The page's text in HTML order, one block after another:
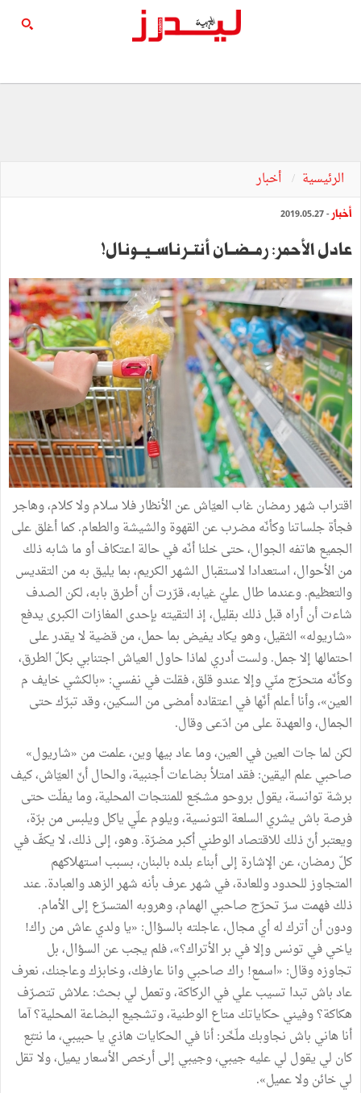
الرئيسية أخبار
أخبار - 2019.05.27
عادل الأحمر: رمــضــان أنتــرنـاســيـــونـال!
اقتراب شهر رمضان غاب العيّاش عن الأنظار فلا سلام ولا كلام، وهاجر
فجأة جلساتنا وكأنّه مضرب عن القهوة والشيشة والطعام. كما أغلق على
الجميع هاتفه الجوال، حتى خلنا أنّه في حالة اعتكاف أو ما شابه ذلك
من الأحوال، استعدادا لاستقبال الشهر الكريم، بما يليق به من التقديس
والتعظيم. وعندما طال عليّ غيابه، قرّرت أن أطرق بابه، لكن الصدف
شاءت أن أراه قبل ذلك بقليل، إذ التقيته بإحدى المغازات الكبرى يدفع
«شاريوله» الثقيل، وهو يكاد يفيض بما حمل، من قضية لا يقدر على
احتمالها إلا جمل. ولست أدري لماذا حاول العياش اجتنابي بكلّ الطرق،
وكأنّه متحرّج منّي وإلا عندو قلق، فقلت في نفسي: «بالكشي خايف م
العين»، وأنا أعلم أنّها في اعتقاده أمضى من السكين، وقد تبرّك حتى
الجمال، والعهدة على من ادّعى وقال.
لكن لما جات العين في العين، وما عاد بيها وين، علمت من «شاريول»
صاحبي علم اليقين: فقد امتلأ بضاعات أجنبية، والحال أنّ العيّاش، كيف
برشة توانسة، يقول بروحو مشجّع للمنتجات المحلية، وما يفلّت حتى
فرصة باش يشري السلعة التونسية، ويلوم علّي ياكل ويلبس من برّة،
ويعتبر أنّ ذلك للاقتصاد الوطني أكبر مضرّة. وهو، إلى ذلك، لا يكفّ في
كلّ رمضان، عن الإشارة إلى أبناء بلده بالبنان، بسبب استهلاكهم
المتجاوز للحدود وللعادة، في شهر عرف بأنه شهر الزهد والعبادة. عند
ذلك فهمت سرّ تحرّج صاحبي الهمام، وهروبه المتسرّع إلى الأمام.
ودون أن أترك له أي مجال، عاجلته بالسؤال: «يا ولدي عاش من راك!
ياخي في تونس وإلا في بر الأتراك؟»، فلم يجب عن السؤال، بل
تجاوزه وقال: «اسمع! راك صاحبي وانا عارفك، وخابزك وعاجنك، نعرف
عاد باش تبدا تسيب علي في الركاكة، وتعمل لي بحث: علاش تتصرّف
هكاكة؟ وفيني حكاياتك متاع الوطنية، وتشجيع البضاعة المحلية؟ آما
أنا هاني باش نجاوبك ملّخّر: أنا في الحكايات هاذي يا حبيبي، ما نتبّع
كان لي يقول لي عليه جيبي، وجيبي إلى أرخص الأسعار يميل، ولا تقل
لي خائن ولا عميل».